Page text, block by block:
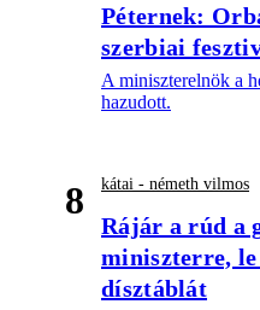
Péternek:
szerbiai
A miniszterelnök a
hazudott.
8 kátai - németh vilmos
Rájár a rúd a
miniszterre, le
dísztáblát